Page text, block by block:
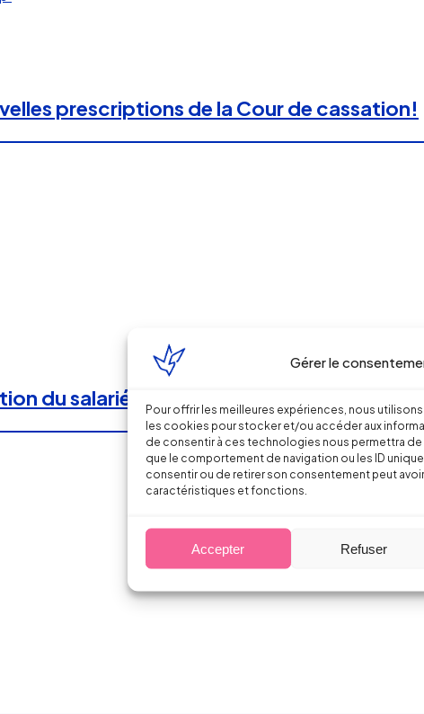
Gérer le
Pour offrir les meilleures expériences, nous
les cookies pour stocker et/ou accéder aux
de consentir à ces technologies nous permettra
que le comportement de navigation ou les ID
consentir ou de retirer son consentement peut
caractéristiques et fonctions.
Accepter Refuser
prescriptions de la Cour de cassation!
du salarié peut justifier la prise d’acte